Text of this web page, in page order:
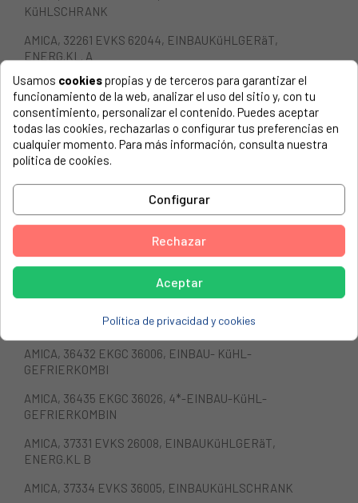
KüHLSCHRANK
AMICA, 32261 EVKS 62044, EINBAUKüHLGERäT,
ENERG.KL. A
AMICA, 32265 EVKS 16017,
EINBAUKüHLGERäT,ENERGIE.KL A
AMICA, 32276 EVKS 36002,
EINBAUVOLLRAUMKüHLSCHRANK
AMICA, 33116 EKS 65044, EINBAUKüHLGERäT ENERG.KL.
AMICA, 34629 DKGI 261 B, EINBAU-KüHL-/GEFRIER-
GEFRIERKOMBINA
AMICA, 36432 EKGC 36006, EINBAU- KüHL-
GEFRIERKOMBI
AMICA, 36435 EKGC 36026, 4*-EINBAU-KüHL-
GEFRIERKOMBIN
AMICA, 37331 EVKS 26008, EINBAUKüHLGERäT,
ENERG.KL B
AMICA, 37334 EVKS 36005, EINBAUKüHLSCHRANK
Usamos cookiespropias y de terceros para garantizar el
funcionamiento de la web, analizar el uso del sitio y, con tu
consentimiento, personalizar el contenido. Puedes aceptar
todas las cookies, rechazarlas o configurar tus preferencias en
cualquier momento. Para más información, consulta nuestra
política de cookies.
Configurar
Rechazar
Aceptar
Política de privacidad y cookies